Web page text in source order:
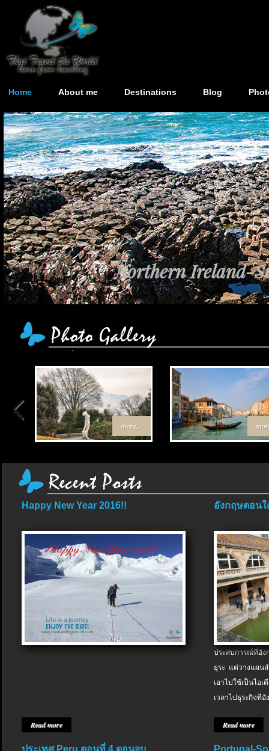
Home About me Destinations Blog
Northern Ireland-
more...
Happy New Year 2016!!
Read more
อังกฤษตอนใ
ประสบการณ์ที่อัง
ธุระ แต่วางแผน
เอาไปใช้เป็นไอ
เวลาไปธุระกิจที่อั
Read more
ประเทศ Peru ตอนที่ 4 ตอนจบ
Portugal-